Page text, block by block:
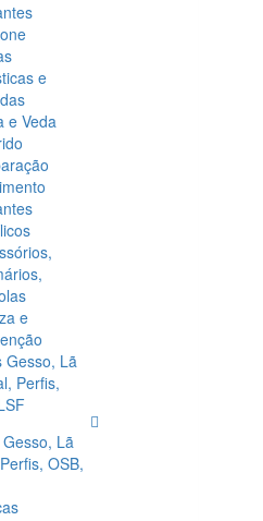
e
e Veda
e
Gesso, Lã
Perfis,
Lã
OSB,